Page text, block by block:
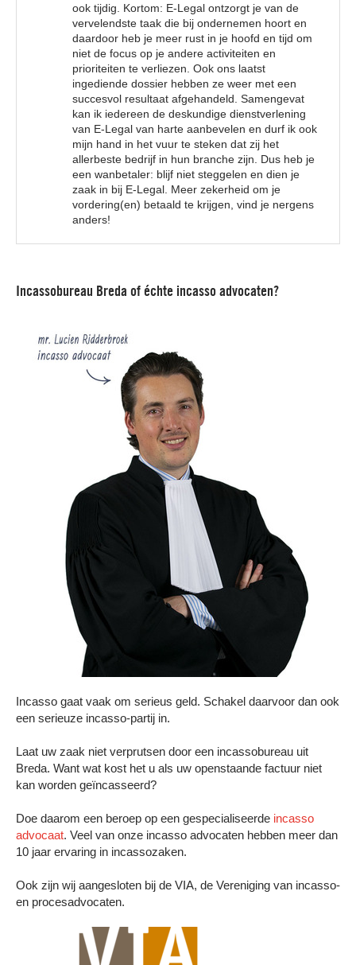
ook tijdig. Kortom: E-Legal ontzorgt je van de
vervelendste taak die bij ondernemen hoort en
daardoor heb je meer rust in je hoofd en tijd om
niet de focus op je andere activiteiten en
prioriteiten te verliezen. Ook ons laatst
ingediende dossier hebben ze weer met een
succesvol resultaat afgehandeld. Samengevat
kan ik iedereen de deskundige dienstverlening
van E-Legal van harte aanbevelen en durf ik ook
mijn hand in het vuur te steken dat zij het
allerbeste bedrijf in hun branche zijn. Dus heb je
een wanbetaler: blijf niet steggelen en dien je
zaak in bij E-Legal. Meer zekerheid om je
vordering(en) betaald te krijgen, vind je nergens
anders!
Incassobureau Breda of échte incasso advocaten?
Incasso gaat vaak om serieus geld. Schakel daarvoor dan ook
een serieuze incasso-partij in.
Laat uw zaak niet verprutsen door een incassobureau uit
Breda. Want wat kost het u als uw openstaande factuur niet
kan worden geïncasseerd?
Doe daarom een beroep op een gespecialiseerde incasso
advocaat. Veel van onze incasso advocaten hebben meer dan
10 jaar ervaring in incassozaken.
Ook zijn wij aangesloten bij de VIA, de Vereniging van incasso-
en procesadvocaten.